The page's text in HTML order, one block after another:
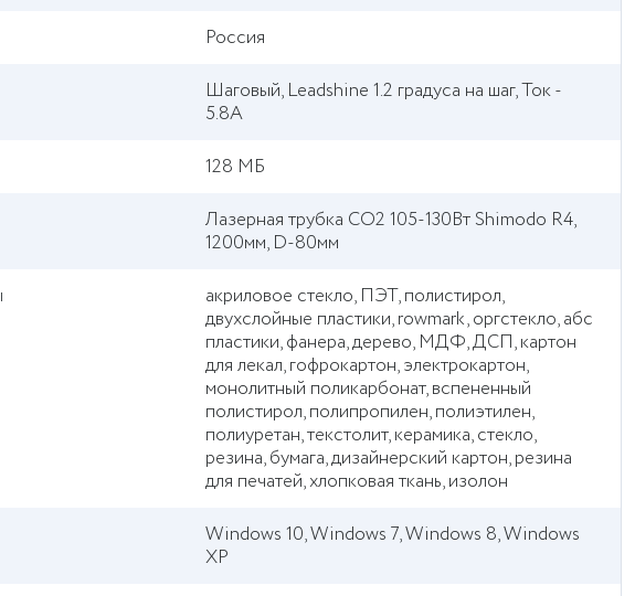
Россия
Шаговый, Leadshine 1.2 градуса на шаг, Ток -
5.8А
128 МБ
Лазерная трубка CO2 105-130Вт Shimodo R4,
1200мм, D-80мм
акриловое стекло, ПЭТ, полистирол,
двухслойные пластики, rowmark, оргстекло, абс
пластики, фанера, дерево, МДФ, ДСП, картон
для лекал, гофрокартон, электрокартон,
монолитный поликарбонат, вспененный
полистирол, полипропилен, полиэтилен,
полиуретан, текстолит, керамика, стекло,
резина, бумага, дизайнерский картон, резина
для печатей, хлопковая ткань, изолон
Windows 10, Windows 7, Windows 8, Windows
XP